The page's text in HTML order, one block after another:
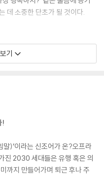
데 소중한 단초가 될 것이다.
옳다, ○○ 식으로 행동해야 한
고 강요받았다. (…) 많은 사람들
하지 않으려는 수동적인 행동이
방식이다.
거나 일을 맡기면 내가 그 사람
이 있다. 그 상황이 너무나 굴욕
는 것이다. 하지만 이는 나를 신
기
!
말)’이라는 신조어가 온?오프라
진 2030 세대들은 유행 혹은 의
까지 만들어가며 퇴근 후나 주